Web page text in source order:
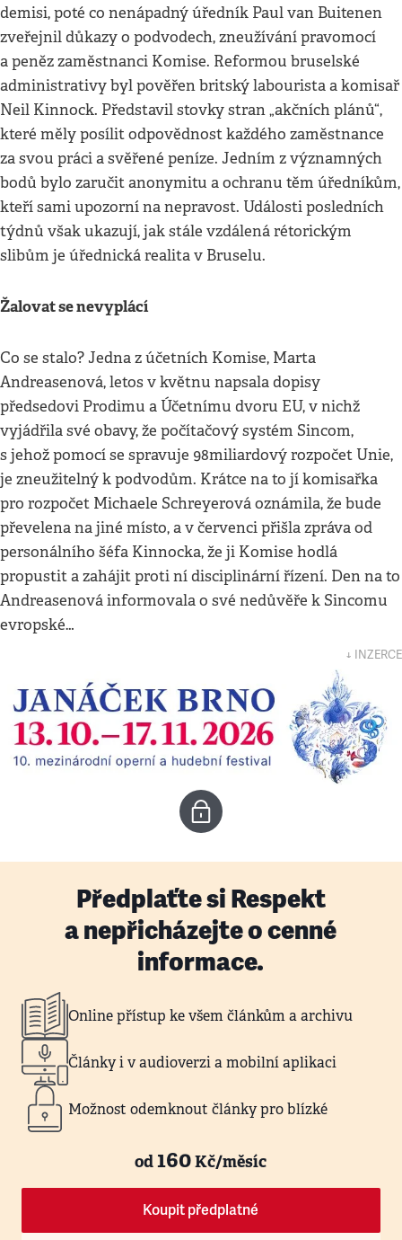
demisi, poté co nenápadný úředník Paul van Buitenen
zveřejnil důkazy o podvodech, zneužívání pravomocí
a peněz zaměstnanci Komise. Reformou bruselské
administrativy byl pověřen britský labourista a komisař
Neil Kinnock. Představil stovky stran „akčních plánů“,
které měly posílit odpovědnost každého zaměstnance
za svou práci a svěřené peníze. Jedním z významných
bodů bylo zaručit anonymitu a ochranu těm úředníkům,
kteří sami upozorní na nepravost. Události posledních
týdnů však ukazují, jak stále vzdálená rétorickým
slibům je úřednická realita v Bruselu.
Žalovat se nevyplácí
Co se stalo? Jedna z účetních Komise, Marta
Andreasenová, letos v květnu napsala dopisy
předsedovi Prodimu a Účetnímu dvoru EU, v nichž
vyjádřila své obavy, že počítačový systém Sincom,
s jehož pomocí se spravuje 98miliardový rozpočet Unie,
je zneužitelný k podvodům. Krátce na to jí komisařka
pro rozpočet Michaele Schreyerová oznámila, že bude
převelena na jiné místo, a v červenci přišla zpráva od
personálního šéfa Kinnocka, že ji Komise hodlá
propustit a zahájit proti ní disciplinární řízení. Den na to
Andreasenová informovala o své nedůvěře k Sincomu
evropské…
↓ INZERCE
Předplaťte si Respekt
a nepřicházejte o cenné
informace.
Online přístup ke všem článkům a archivu
Články i v audioverzi a mobilní aplikaci
Možnost odemknout články pro blízké
od160Kč/měsíc
Koupit předplatné